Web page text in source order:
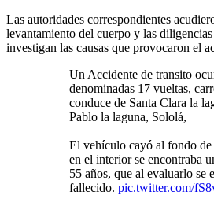
Las autoridades correspondientes
levantamiento del cuerpo y las
investigan las causas que provocaron el
Un Accidente de transito
denominadas 17 vueltas,
conduce de Santa Clara la
Pablo la laguna, Sololá,
El vehículo cayó al fondo
en el interior se encontraba
55 años, que al evaluarlo se
fallecido. pic.twitter.com/